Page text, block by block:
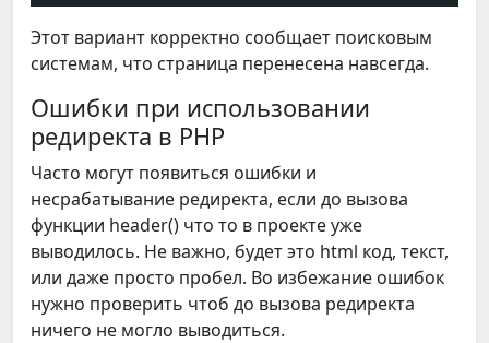
Этот вариант корректно сообщает поисковым
системам, что страница перенесена навсегда.
Ошибки при использовании
редиректа в PHP
Часто могут появиться ошибки и
несрабатывание редиректа, если до вызова
функции header() что то в проекте уже
выводилось. Не важно, будет это html код, текст,
или даже просто пробел. Во избежание ошибок
нужно проверить чтоб до вызова редиректа
ничего не могло выводиться.